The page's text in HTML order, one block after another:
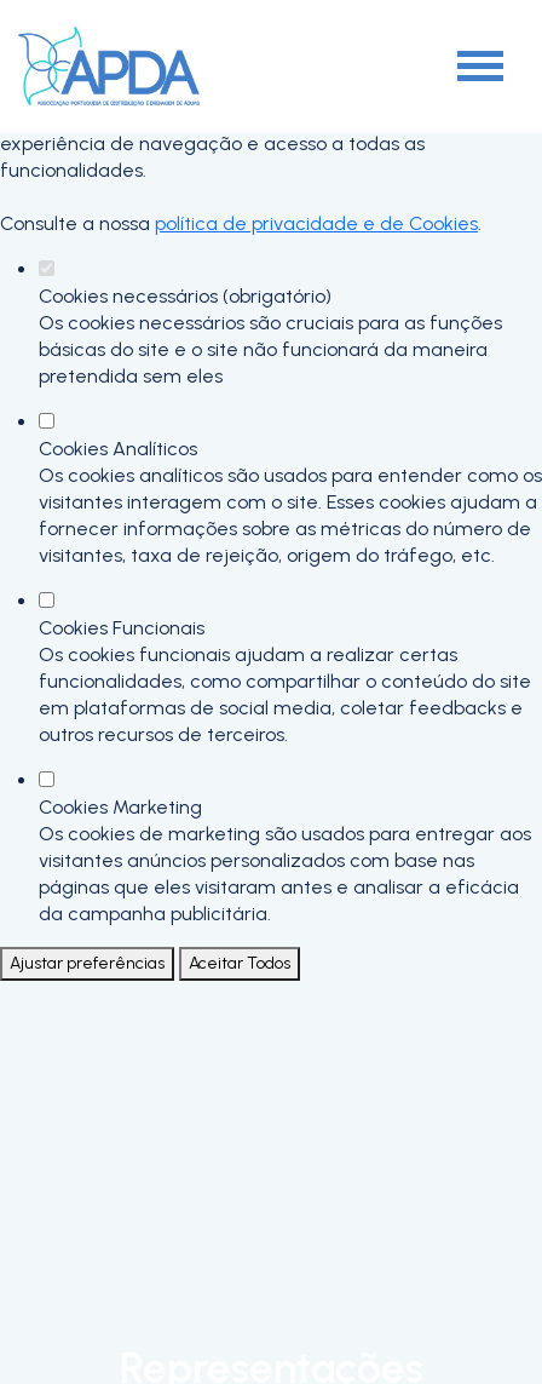
para este website.
Este website utiliza cookies estritamente necessários,
experiência de navegação e acesso a todas as
funcionalidades.
Consulte a nossa política de privacidade e de Cookies.
Cookies necessários (obrigatório)
Os cookies necessários são cruciais para as funções
básicas do site e o site não funcionará da maneira
pretendida sem eles
Cookies Analíticos
Os cookies analíticos são usados para entender como os
visitantes interagem com o site. Esses cookies ajudam a
fornecer informações sobre as métricas do número de
visitantes, taxa de rejeição, origem do tráfego, etc.
Cookies Funcionais
Os cookies funcionais ajudam a realizar certas
funcionalidades, como compartilhar o conteúdo do site
em plataformas de social media, coletar feedbacks e
outros recursos de terceiros.
Cookies Marketing
Os cookies de marketing são usados para entregar aos
visitantes anúncios personalizados com base nas
páginas que eles visitaram antes e analisar a eficácia
da campanha publicitária.
Ajustar preferências Aceitar Todos